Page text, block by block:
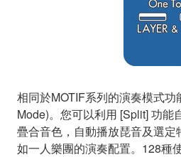
相同於MOTIF系列的演奏模式功
Mode)。您可以利用 [Split] 功能
疊合音色，自動播放琵音及選
如一人樂團的演奏配置。128種